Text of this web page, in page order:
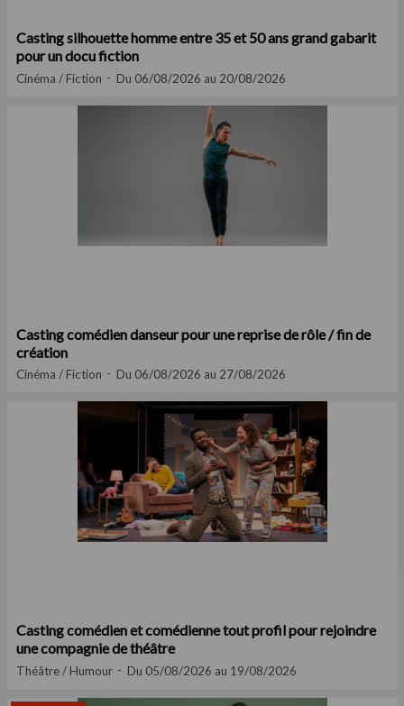
Casting silhouette homme entre 35 et 50 ans grand gabarit
pour un docu fiction
Cinéma / Fiction Du 06/08/2026 au 20/08/2026
Casting comédien danseur pour une reprise de rôle / fin de
création
Cinéma / Fiction Du 06/08/2026 au 27/08/2026
Casting comédien et comédienne tout profil pour rejoindre
une compagnie de théâtre
Théâtre / Humour Du 05/08/2026 au 19/08/2026